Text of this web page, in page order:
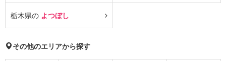
栃木県の よつぼし
その他のエリアから探す